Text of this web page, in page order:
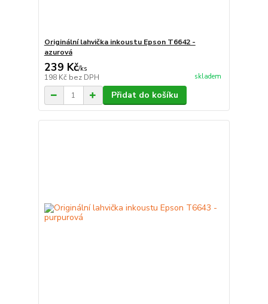
Originální lahvička inkoustu Epson T6642 -
azurová
239 Kč/ks
198 Kč bez DPH skladem
Přidat do košíku